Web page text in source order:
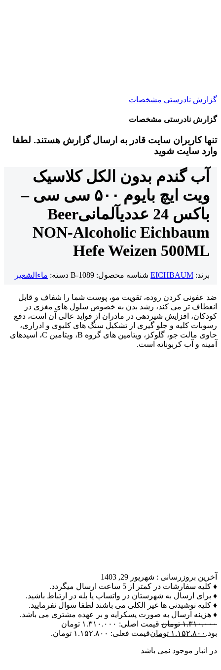
گزارش نادرستی مشخصات
گزارش نادرستی مشخصات
تنها کاربران سایت قادر به ارسال گزارش هستند. لطفا
وارد سایت شوید
آب گندم بدون الکل کلاسیک
ویت ایچ بایوم ۵۰۰ سی سی –
باکس 24 عددی
آلمانیBeer
NON-Alcoholic Eichbaum
Hefe Weizen 500ML
برند: EICHBAUM شناسه محصول: B-1089 دسته: ماءالشعیر
ضد عفونی کردن روده، تقویت مو، پوست شما را شفاف و قابل
انعطاف تر می کند، رشد بدن به خصوص سلول های مغزی در
کودکان، افزایش شیردهی در مادران از فواید عالی آن است، دفع
رسوبات کلیه و جلو گیری از تشکیل سنگ های کلیوی و ادراری،
حاوی مالت جو، گلوکز، ویتامین های گروه B، ویتامین C، اسیدهای
آمینه و آب کربوناته است.
آخرین بروزرسانی : شهریور 29, 1403
♦ کلیه سفارشات در کمتر از 5 ساعت ارسال میگردد.
♦ برای ارسال به شهرستان در واتساپ یا بله در ارتباط باشید.
♦ کلیه نوشیدنی ها غیر الکلی می باشند لطفا سوال نفرمایید.
♦ هزینه ارسال به صورت پسکرایه و بر عهده مشتری می باشد.
۱.۳۱۰.۰۰۰ تومان
قیمت اصلی: ۱.۳۱۰.۰۰۰ تومان
بود. ۱.۱۵۲.۸۰۰ تومانقیمت فعلی: ۱.۱۵۲.۸۰۰ تومان.
در انبار موجود نمی باشد